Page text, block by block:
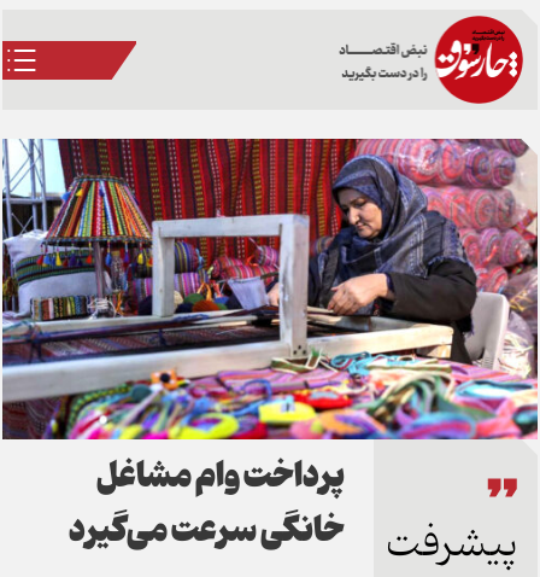
پیشرفت
پرداخت وام مشاغل
خانگی سرعت می‌گیرد